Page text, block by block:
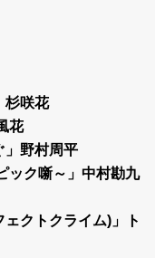
杉咲花
花
」野村周平
ック噺～」中村勘九
クトクライム)」ト